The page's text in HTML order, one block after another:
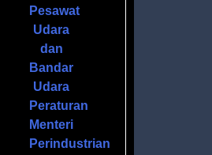
Pesawat
Udara
dan
Bandar
Udara
Peraturan
Menteri
Perindustrian